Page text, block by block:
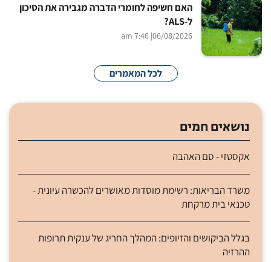
האם חשיפה לחומרי הדברה מגבירה את הסיכון
ל-ALS?
06/08/2026
| 7:46 am
לכל המאמרים
נושאים חמים
אקסטזי - סם האהבה
משרד הבריאות: רשימת מוסדות מאושרים להכשרה עיונית -
טכנאי בית מרקחת
בגלל הביקושים והזיופים: המהלך החריג של ענקית תרופות
ההרזיה